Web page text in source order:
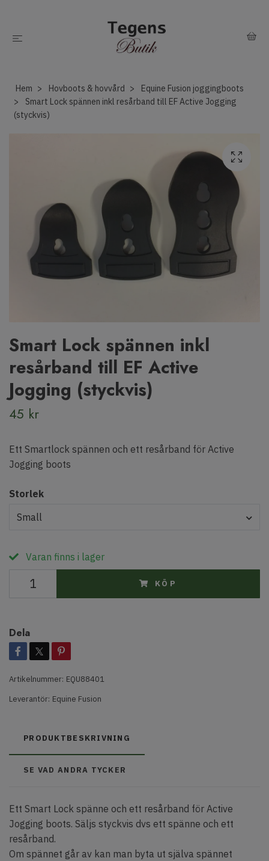
Hem Hovboots & hovvård
Equine Fusion joggingboots
Smart Lock spännen inkl resårband till EF Active Jogging
(styckvis)
Smart Lock spännen inkl
resårband till EF Active
Jogging (styckvis)
45 kr
Ett Smartlock spännen och ett resårband för Active
Jogging boots
Storlek
Small
Varan finns i lager
KÖP
Dela
Artikelnummer: EQU88401
Leverantör: Equine Fusion
PRODUKTBESKRIVNING
SE VAD ANDRA TYCKER
Ett Smart Lock spänne och ett resårband för Active
Jogging boots. Säljs styckvis dvs ett spänne och ett
resårband.
Om spännet går av kan man byta ut själva spännet